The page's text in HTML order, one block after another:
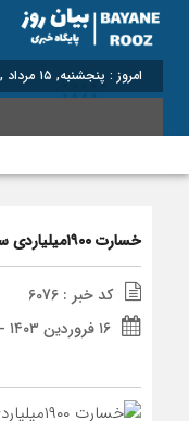
برابر با : Thur
خسارت ۱۹۰۰میلیاردی سیلاب به بخش کشاورزی پلدختر
کد خبر : 6076
۱۶ فروردین ۱۴۰۳ - ۱۱:۲۲